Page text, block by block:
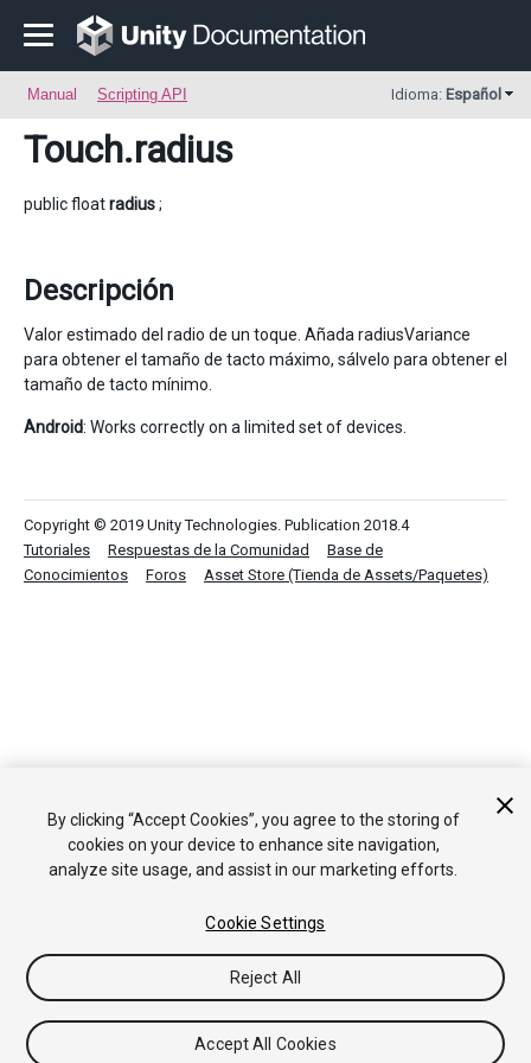
Manual Scripting API Idioma: Español
Touch.radius
public floatradius;
Descripción
Valor estimado del radio de un toque. Añada radiusVariance
para obtener el tamaño de tacto máximo, sálvelo para obtener el
tamaño de tacto mínimo.
Android: Works correctly on a limited set of devices.
Copyright © 2019 Unity Technologies. Publication 2018.4
Tutoriales
Respuestas de la Comunidad
Base de
Conocimientos
Foros Asset Store (Tienda de Assets/Paquetes)
By clicking “Accept Cookies”, you agree to the storing of
cookies on your device to enhance site navigation,
analyze site usage, and assist in our marketing efforts.
Cookie Settings
Reject All
Accept All Cookies